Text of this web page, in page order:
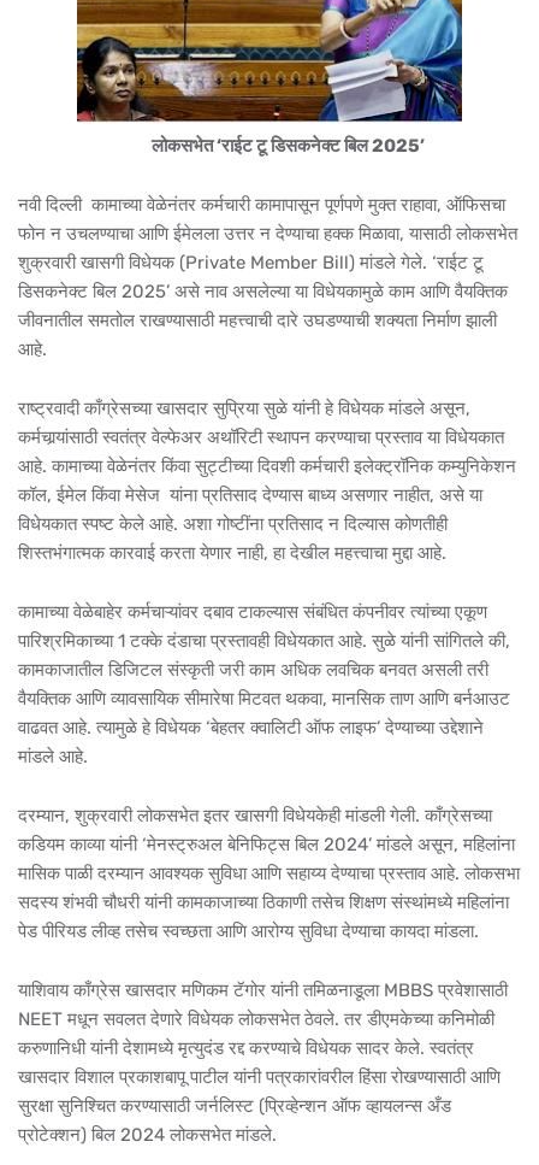
लोकसभेत ‘राईट टू डिसकनेक्ट बिल 2025’
नवी दिल्ली कामाच्या वेळेनंतर कर्मचारी कामापासून पूर्णपणे मुक्त राहावा, ऑफिसचा
फोन न उचलण्याचा आणि ईमेलला उत्तर न देण्याचा हक्क मिळावा, यासाठी लोकसभेत
शुक्रवारी खासगी विधेयक (Private Member Bill) मांडले गेले. ‘राईट टू
डिसकनेक्ट बिल 2025’ असे नाव असलेल्या या विधेयकामुळे काम आणि वैयक्तिक
जीवनातील समतोल राखण्यासाठी महत्त्वाची दारे उघडण्याची शक्यता निर्माण झाली
आहे.
राष्ट्रवादी काँग्रेसच्या खासदार सुप्रिया सुळे यांनी हे विधेयक मांडले असून,
कर्मचार्‍यांसाठी स्वतंत्र वेल्फेअर अथॉरिटी स्थापन करण्याचा प्रस्ताव या विधेयकात
आहे. कामाच्या वेळेनंतर किंवा सुट्टीच्या दिवशी कर्मचारी इलेक्ट्रॉनिक कम्युनिकेशन
कॉल, ईमेल किंवा मेसेज यांना प्रतिसाद देण्यास बाध्य असणार नाहीत, असे या
विधेयकात स्पष्ट केले आहे. अशा गोष्टींना प्रतिसाद न दिल्यास कोणतीही
शिस्तभंगात्मक कारवाई करता येणार नाही, हा देखील महत्त्वाचा मुद्दा आहे.
कामाच्या वेळेबाहेर कर्मचाऱ्यांवर दबाव टाकल्यास संबंधित कंपनीवर त्यांच्या एकूण
पारिश्रमिकाच्या 1 टक्के दंडाचा प्रस्तावही विधेयकात आहे. सुळे यांनी सांगितले की,
कामकाजातील डिजिटल संस्कृती जरी काम अधिक लवचिक बनवत असली तरी
वैयक्तिक आणि व्यावसायिक सीमारेषा मिटवत थकवा, मानसिक ताण आणि बर्नआउट
वाढवत आहे. त्यामुळे हे विधेयक ‘बेहतर क्वालिटी ऑफ लाइफ’ देण्याच्या उद्देशाने
मांडले आहे.
दरम्यान, शुक्रवारी लोकसभेत इतर खासगी विधेयकेही मांडली गेली. काँग्रेसच्या
कडियम काव्या यांनी ‘मेनस्ट्रुअल बेनिफिट्स बिल 2024’ मांडले असून, महिलांना
मासिक पाळी दरम्यान आवश्यक सुविधा आणि सहाय्य देण्याचा प्रस्ताव आहे. लोकसभा
सदस्य शंभवी चौधरी यांनी कामकाजाच्या ठिकाणी तसेच शिक्षण संस्थांमध्ये महिलांना
पेड पीरियड लीव्ह तसेच स्वच्छता आणि आरोग्य सुविधा देण्याचा कायदा मांडला.
याशिवाय काँग्रेस खासदार मणिकम टॅगोर यांनी तमिळनाडूला MBBS प्रवेशासाठी
NEET मधून सवलत देणारे विधेयक लोकसभेत ठेवले. तर डीएमकेच्या कनिमोळी
करुणानिधी यांनी देशामध्ये मृत्युदंड रद्द करण्याचे विधेयक सादर केले. स्वतंत्र
खासदार विशाल प्रकाशबापू पाटील यांनी पत्रकारांवरील हिंसा रोखण्यासाठी आणि
सुरक्षा सुनिश्चित करण्यासाठी जर्नलिस्ट (प्रिव्हेन्शन ऑफ व्हायलन्स अँड
प्रोटेक्शन) बिल 2024 लोकसभेत मांडले.